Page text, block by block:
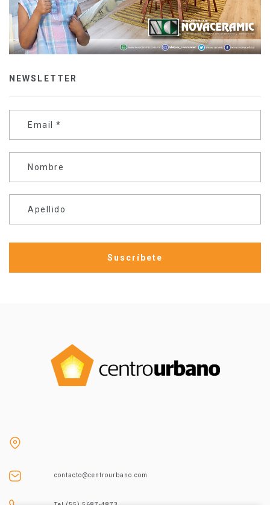
NEWSLETTER
Email *
Nombre
Apellido
contacto@centrourbano.com